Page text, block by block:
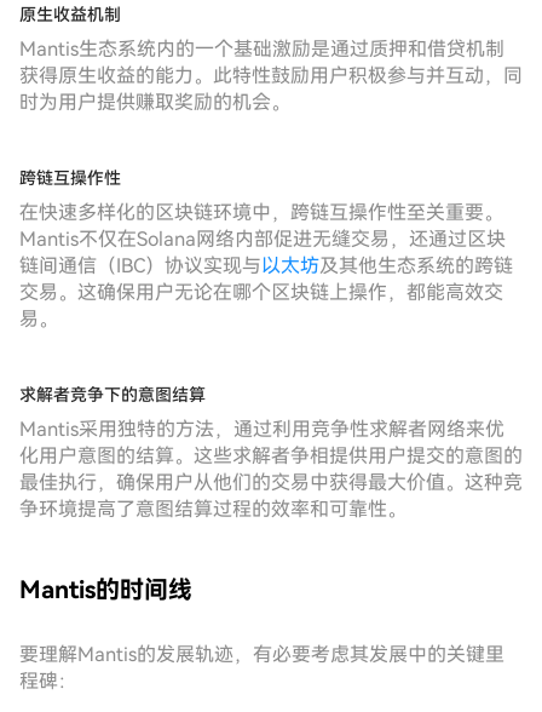
原生收益机制
Mantis生态系统内的一个基础激励是通过质押和借贷机制
获得原生收益的能力。此特性鼓励用户积极参与并互动，同
时为用户提供赚取奖励的机会。
跨链互操作性
在快速多样化的区块链环境中，跨链互操作性至关重要。
Mantis不仅在Solana网络内部促进无缝交易，还通过区块
链间通信（IBC）协议实现与以太坊及其他生态系统的跨链
交易。这确保用户无论在哪个区块链上操作，都能高效交
易。
求解者竞争下的意图结算
Mantis采用独特的方法，通过利用竞争性求解者网络来优
化用户意图的结算。这些求解者争相提供用户提交的意图的
最佳执行，确保用户从他们的交易中获得最大价值。这种竞
争环境提高了意图结算过程的效率和可靠性。
Mantis的时间线
要理解Mantis的发展轨迹，有必要考虑其发展中的关键里
程碑：